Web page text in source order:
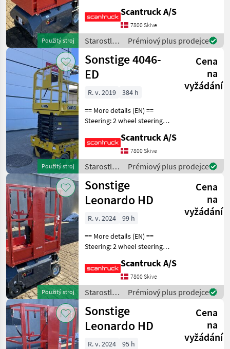
Použitý stroj
marking tires Wheel rear
type: Non-marking tires
Lifting speed up/down
(sek.): 16/21 Plat
Scantruck A/S
7800 Skive
Starostlivosť
o stromy /
Sonstige
Prémiový plus prodejce
Použitý stroj
Sonstige 4046-
ED
Cena
na
vyžádání
R. v. 2019
384 h
== More details (EN) ==
Steering: 2 wheel steering
marking Wheel rear type:
non-marking Battery (V):
24V Lifting speed up/down
(sek.): 65/50
Scantruck A/S
7800 Skive
Starostlivosť
o stromy /
Sonstige
Prémiový plus prodejce
Použitý stroj
Sonstige
Leonardo HD
Cena
na
vyžádání
R. v. 2024
99 h
== More details (EN) ==
Steering: 2 wheel steering
marking tires Wheel rear
type: Non-marking tires
Lifting speed up/down
(sek.): 16/21 Plat
Scantruck A/S
7800 Skive
Starostlivosť
o stromy /
Sonstige
Prémiový plus prodejce
Sonstige
Leonardo HD
Cena
na
vyžádání
R. v. 2024
95 h